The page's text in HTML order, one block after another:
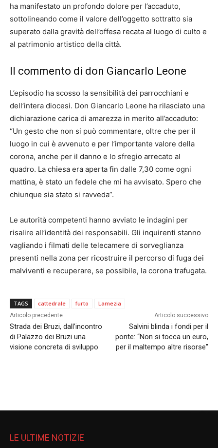
ha manifestato un profondo dolore per l’accaduto,
sottolineando come il valore dell’oggetto sottratto sia
superato dalla gravità dell’offesa recata al luogo di culto e
al patrimonio artistico della città.
Il commento di don Giancarlo Leone
L’episodio ha scosso la sensibilità dei parrocchiani e
dell’intera diocesi. Don Giancarlo Leone ha rilasciato una
dichiarazione carica di amarezza in merito all’accaduto:
“Un gesto che non si può commentare, oltre che per il
luogo in cui è avvenuto e per l’importante valore della
corona, anche per il danno e lo sfregio arrecato al
quadro. La chiesa era aperta fin dalle 7,30 come ogni
mattina, è stato un fedele che mi ha avvisato. Spero che
chiunque sia stato si ravveda”.
Le autorità competenti hanno avviato le indagini per
risalire all’identità dei responsabili. Gli inquirenti stanno
vagliando i filmati delle telecamere di sorveglianza
presenti nella zona per ricostruire il percorso di fuga dei
malviventi e recuperare, se possibile, la corona trafugata.
TAGS cattedrale furto Lamezia
Articolo precedente
Strada dei Bruzi, dall’incontro
di Palazzo dei Bruzi una
visione concreta di sviluppo
Articolo successivo
Salvini blinda i fondi per il
ponte: “Non si tocca un euro,
per il maltempo altre risorse”
LE ULTIME NOTIZIE